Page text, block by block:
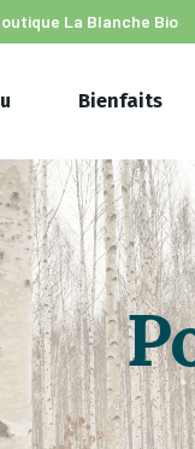
La Blanche Bio
Bienfaits